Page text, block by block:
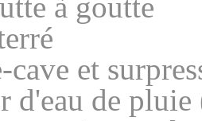
et
d'eau de